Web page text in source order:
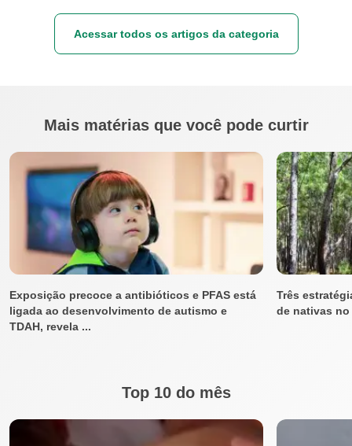
Acessar todos os artigos da categoria
Mais matérias que você pode curtir
Exposição precoce a antibióticos e PFAS está
ligada ao desenvolvimento de autismo e
TDAH, revela ...
Três
de nativas no
Top 10 do mês